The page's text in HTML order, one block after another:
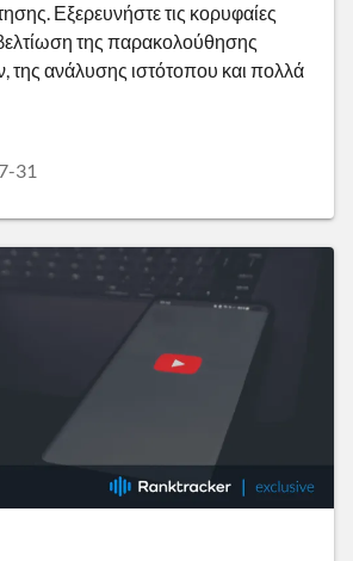
Εξερευνήστε τις κορυφαίες
της παρακολούθησης
της ανάλυσης ιστότοπου και πολλά
31